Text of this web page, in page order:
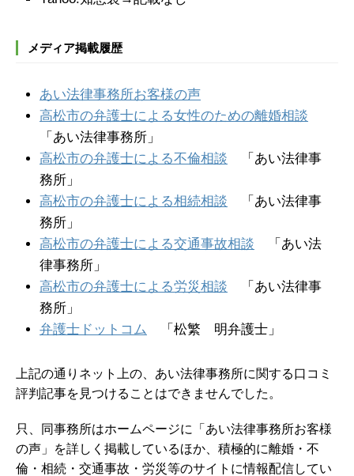
メディア掲載履歴
あい法律事務所お客様の声
高松市の弁護士による女性のための離婚相談
「あい法律事務所」
高松市の弁護士による不倫相談 「あい法律事
務所」
高松市の弁護士による相続相談 「あい法律事
務所」
高松市の弁護士による交通事故相談 「あい法
律事務所」
高松市の弁護士による労災相談 「あい法律事
務所」
弁護士ドットコム 「松繁 明弁護士」
上記の通りネット上の、あい法律事務所に関する口コミ
評判記事を見つけることはできませんでした。
只、同事務所はホームページに「あい法律事務所お客様
の声」を詳しく掲載しているほか、積極的に離婚・不
倫・相続・交通事故・労災等のサイトに情報配信してい